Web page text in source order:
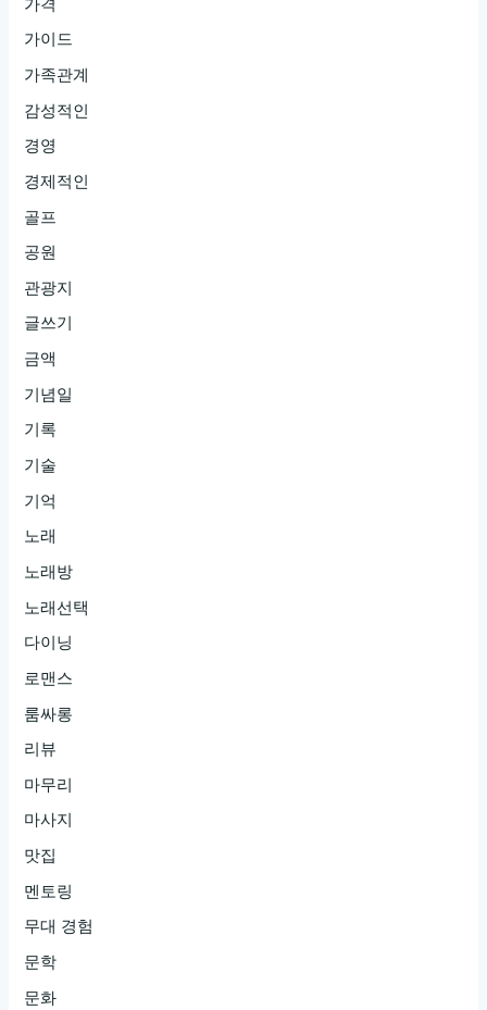
가격
가이드
가족관계
감성적인
경영
경제적인
골프
공원
관광지
글쓰기
금액
기념일
기록
기술
기억
노래
노래방
노래선택
다이닝
로맨스
룸싸롱
리뷰
마무리
마사지
맛집
멘토링
무대 경험
문학
문화